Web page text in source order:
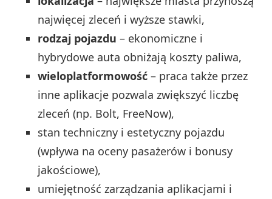
najwięcej zleceń i wyższe stawki,
rodzaj pojazdu – ekonomiczne i
hybrydowe auta obniżają koszty paliwa,
wieloplatformowość – praca także przez
inne aplikacje pozwala zwiększyć liczbę
zleceń (np. Bolt, FreeNow),
stan techniczny i estetyczny pojazdu
(wpływa na oceny pasażerów i bonusy
jakościowe),
umiejętność zarządzania aplikacjami i